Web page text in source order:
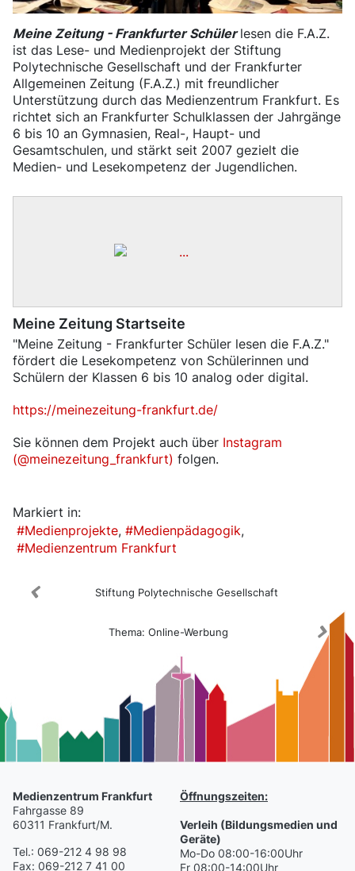
Meine Zeitung - Frankfurter Schülerlesen die F.A.Z.
ist das Lese- und Medienprojekt der Stiftung
Polytechnische Gesellschaft und der Frankfurter
Allgemeinen Zeitung (F.A.Z.) mit freundlicher
Unterstützung durch das Medienzentrum Frankfurt. Es
richtet sich an Frankfurter Schulklassen der Jahrgänge
6 bis 10 an Gymnasien, Real-, Haupt- und
Gesamtschulen, und stärkt seit 2007 gezielt die
Medien- und Lesekompetenz der Jugendlichen.
Meine Zeitung Startseite
"Meine Zeitung - Frankfurter Schüler lesen die F.A.Z."
fördert die Lesekompetenz von Schülerinnen und
Schülern der Klassen 6 bis 10 analog oder digital.
https://meinezeitung-frankfurt.de/
Sie können dem Projekt auch über Instagram
(@meinezeitung_frankfurt) folgen.
Markiert in:
Medienprojekte
Medienpädagogik
Medienzentrum Frankfurt
Stiftung Polytechnische Gesellschaft
Thema: Online-Werbung
Medienzentrum Frankfurt
Fahrgasse 89
60311 Frankfurt/M.
Tel.: 069-212 4 98 98
Fax: 069-212 7 41 00
Öffnungszeiten:
Verleih (Bildungsmedien und
Geräte)
Mo-Do 08:00-16:00Uhr
Fr 08:00-14:00Uhr